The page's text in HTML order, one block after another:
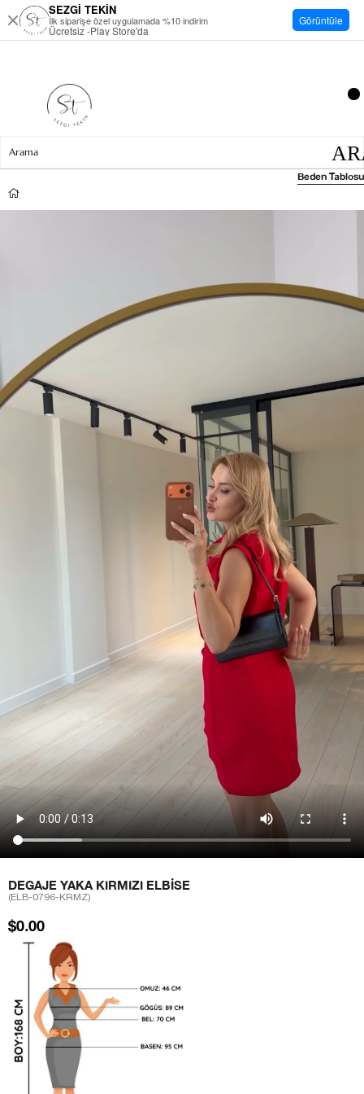
DEGAJE YAKA KIRMIZI ELBISE
(ELB-0796-KRMZ)
$0.00
Beden Tablosu
SEZGİ TEKİN
İlk siparişe özel uygulamada %10 indirim
Ücretsiz -Play Store'da
Görüntüle